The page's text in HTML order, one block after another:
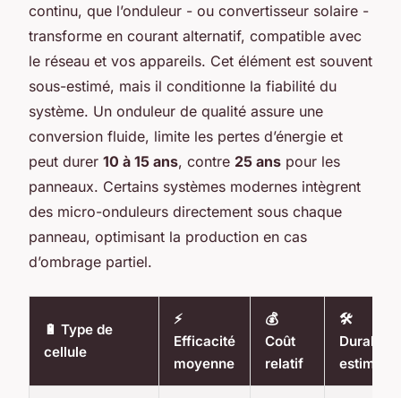
continu, que l’onduleur - ou convertisseur solaire -
transforme en courant alternatif, compatible avec
le réseau et vos appareils. Cet élément est souvent
sous-estimé, mais il conditionne la fiabilité du
système. Un onduleur de qualité assure une
conversion fluide, limite les pertes d’énergie et
peut durer 10 à 15 ans, contre 25 ans pour les
panneaux. Certains systèmes modernes intègrent
des micro-onduleurs directement sous chaque
panneau, optimisant la production en cas
d’ombrage partiel.
🔋 Type de
cellule
⚡
Efficacité
moyenne
💰
Coût
relatif
🛠
Durabilité
estimée